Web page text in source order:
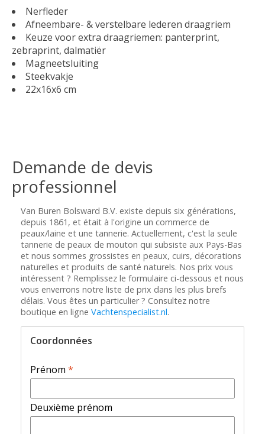
Nerfleder
Afneembare- & verstelbare lederen draagriem
Keuze voor extra draagriemen: panterprint,
zebraprint, dalmatiër
Magneetsluiting
Steekvakje
22x16x6 cm
Demande de devis
professionnel
Van Buren Bolsward B.V. existe depuis six générations,
depuis 1861, et était à l'origine un commerce de
peaux/laine et une tannerie. Actuellement, c'est la seule
tannerie de peaux de mouton qui subsiste aux Pays-Bas
et nous sommes grossistes en peaux, cuirs, décorations
naturelles et produits de santé naturels. Nos prix vous
intéressent ? Remplissez le formulaire ci-dessous et nous
vous enverrons notre liste de prix dans les plus brefs
délais. Vous êtes un particulier ? Consultez notre
boutique en ligne Vachtenspecialist.nl.
Coordonnées
Prénom *
Deuxième prénom